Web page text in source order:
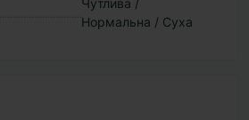
Чутлива /
Нормальна / Суха